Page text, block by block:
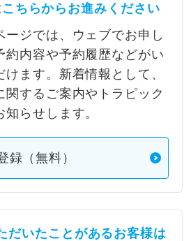
ちらからお進みください
ージでは、ウェブでお申し
約内容や予約履歴などがい
ます。新着情報として、
関するご案内やトラピック
らせします。
録（無料）
だいたことがあるお客様は